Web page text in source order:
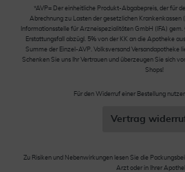
*AVP= Der einheitliche Produkt-Abgabepreis, der für
Abrechnung zu Lasten der gesetzlichen Krankenkassen
Informationsstelle für Arzneispezialitäten GmbH (IFA) gem.
Erstattungsfall abzügl. 5% von der KK an die Apotheke
Summe der Einzel-AVP. Volksversand Versandapotheke
Schenken Sie uns Ihr Vertrauen und überzeugen Sie sich
Shops!
Für den Widerruf einer Bestellung
Vertrag
Zu Risiken und Nebenwirkungen lesen Sie die
Arzt oder in Ihrer